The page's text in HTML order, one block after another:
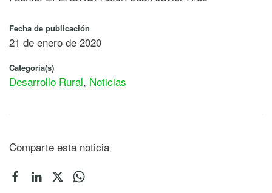
Fecha de publicación
21 de enero de 2020
Categoría(s)
Desarrollo Rural, Noticias
Comparte esta noticia